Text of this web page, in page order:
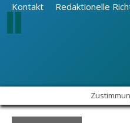
Kontakt
Redaktionelle